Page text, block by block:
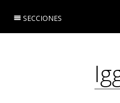
SECCIONES